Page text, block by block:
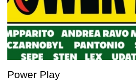
Power Play